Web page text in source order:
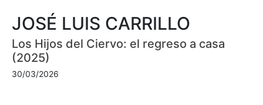
JOSÉ LUIS CARRILLO
Los Hijos del Ciervo: el regreso a casa
(2025)
30/03/2026